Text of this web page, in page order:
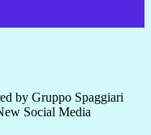
by Gruppo Spaggiari
Social Media